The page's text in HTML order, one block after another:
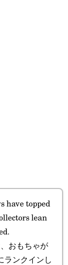
have topped
lean
おもちゃが
ランクインし